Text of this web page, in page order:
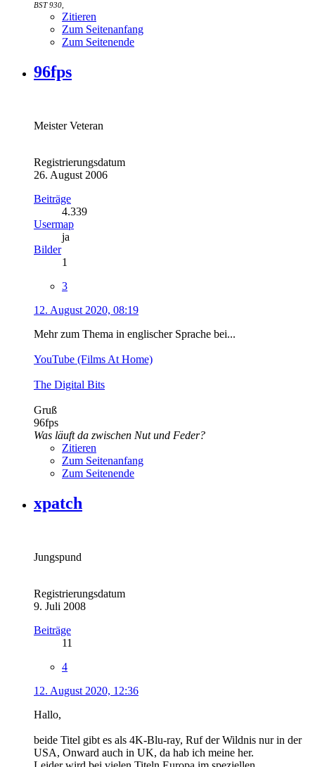
BST 930,
Zitieren
Zum Seitenanfang
Zum Seitenende
96fps
Meister Veteran
Registrierungsdatum
26. August 2006
Beiträge
4.339
Usermap
ja
Bilder
1
3
12. August 2020, 08:19
Mehr zum Thema in englischer Sprache bei...
YouTube (Films At Home)
The Digital Bits
Gruß
96fps
Was läuft da zwischen Nut und Feder?
Zitieren
Zum Seitenanfang
Zum Seitenende
xpatch
Jungspund
Registrierungsdatum
9. Juli 2008
Beiträge
11
4
12. August 2020, 12:36
Hallo,
beide Titel gibt es als 4K-Blu-ray, Ruf der Wildnis nur in der
USA, Onward auch in UK, da hab ich meine her.